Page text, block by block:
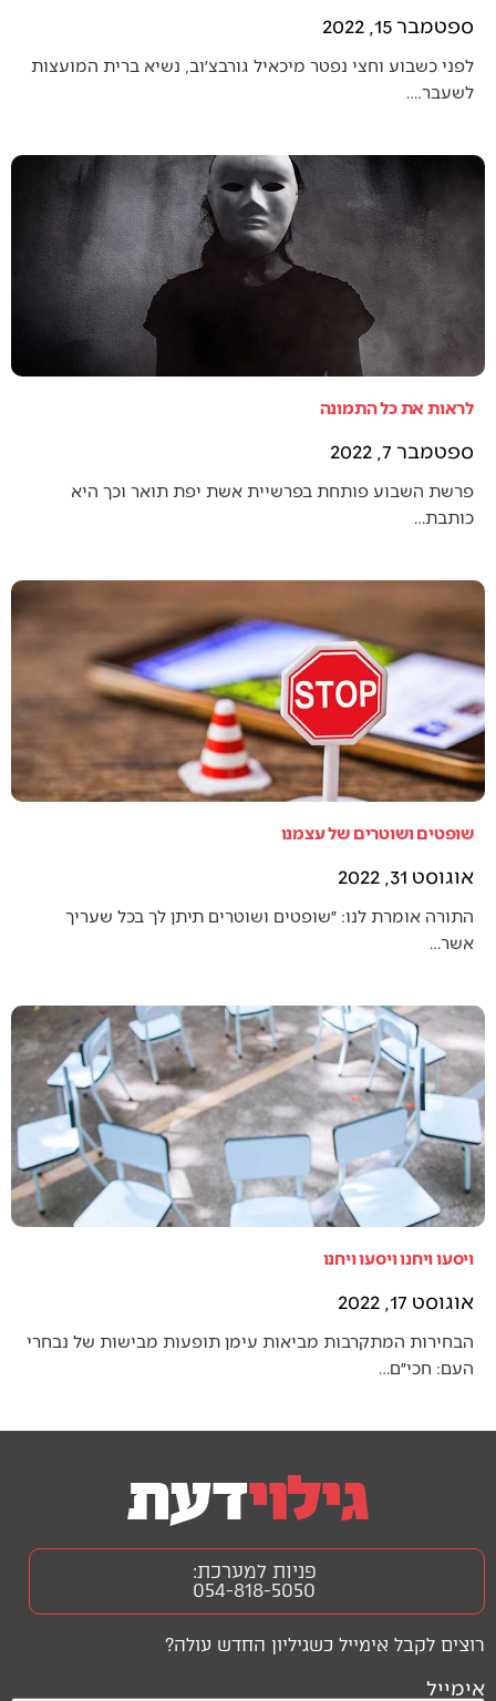
ספטמבר 15, 2022
לפני כשבוע וחצי נפטר מיכאיל גורבצ׳וב, נשיא ברית המועצות
לשעבר.…
לראות את כל התמונה
ספטמבר 7, 2022
פרשת השבוע פותחת בפרשיית אשת יפת תואר וכך היא
כותבת…
שופטים ושוטרים של עצמנו
אוגוסט 31, 2022
התורה אומרת לנו: ״שופטים ושוטרים תיתן לך בכל שעריך
אשר…
ויסעו ויחנו ויסעו ויחנו
אוגוסט 17, 2022
הבחירות המתקרבות מביאות עימן תופעות מבישות של נבחרי
העם: חכי״ם…
רוצים לקבל אימייל כשגיליון החדש עולה?
אימייל
פניות למערכת:
054-818-5050